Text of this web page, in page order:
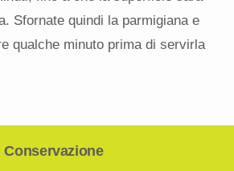
Sfornate quindi la parmigiana e
qualche minuto prima di servirla
Conservazione